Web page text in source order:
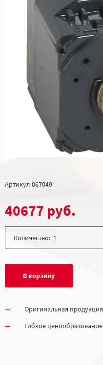
Артикул 067049
40677 руб.
Количество:
В корзину
Оригинальная продукция
Гибкое ценообразование